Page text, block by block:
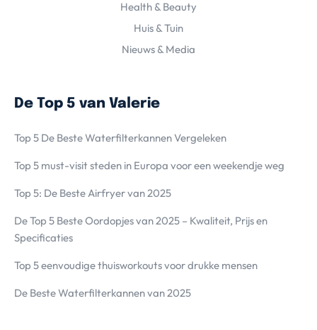
Health & Beauty
Huis & Tuin
Nieuws & Media
De Top 5 van Valerie
Top 5 De Beste Waterfilterkannen Vergeleken
Top 5 must-visit steden in Europa voor een weekendje weg
Top 5: De Beste Airfryer van 2025
De Top 5 Beste Oordopjes van 2025 – Kwaliteit, Prijs en
Specificaties
Top 5 eenvoudige thuisworkouts voor drukke mensen
De Beste Waterfilterkannen van 2025